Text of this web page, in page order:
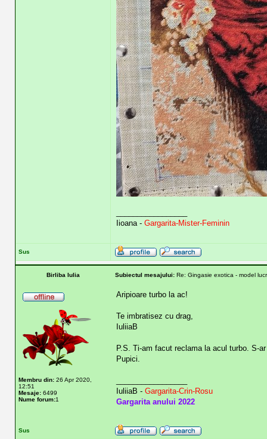
Iioana - Gargarita-Mister-Feminin
Sus
Birliba Iulia Subiectul mesajului: Re: Gingasie exotica - model
Membru din: 26 Apr 2020,
12:51
Mesaje: 6499
Nume forum:1
Aripioare turbo la ac!
Te imbratisez cu drag,
IuliiaB
P.S. Ti-am facut reclama la acul turbo. S-
Pupici.
IuliiaB - Gargarita-Crin-Rosu
Gargarita anului 2022
Sus